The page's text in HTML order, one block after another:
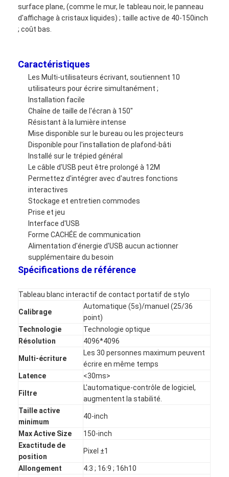
Vidéos
VR Show
Visite d'usine
Contrôle de la qualité
Contact
nouvelles
Tous les cas
Blog
Parlez Maintenant.
Tableau blanc interactif d'Iboard
tableau blanc interactif infrarouge
Écran plat interactif
Moniteur interactif d'écran tactile
panneau futé d'affichage à cristaux liquides
Tableau blanc interactif de LED
Tableau blanc interactif d'écran tactile
tous dans un tableau blanc interactif
tableau blanc interactif portatif
surface plane, (comme le mur, le tableau noir, le panneau
d'affichage à cristaux liquides) ; taille active de 40-150inch
; coût bas.
Caractéristiques
Les Multi-utilisateurs écrivant, soutiennent 10
utilisateurs pour écrire simultanément ;
Installation facile
Chaîne de taille de l'écran à 150"
Résistant à la lumière intense
Mise disponible sur le bureau ou les projecteurs
Disponible pour l'installation de plafond-bâti
Installé sur le trépied général
Le câble d'USB peut être prolongé à 12M
Permettez d'intégrer avec d'autres fonctions
interactives
Stockage et entretien commodes
Prise et jeu
Interface d'USB
Forme CACHÉE de communication
Alimentation d'énergie d'USB aucun actionner
supplémentaire du besoin
Spécifications de référence
Tableau blanc interactif de contact portatif de stylo
Calibrage
Automatique (5s)/manuel (25/36
point)
Technologie
Technologie optique
Résolution
4096*4096
Multi-écriture
Les 30 personnes maximum peuvent
écrire en même temps
Latence
<30ms>
Filtre
L'automatique-contrôle de logiciel,
augmentent la stabilité.
Taille active
minimum
40-inch
Max Active Size
150-inch
Exactitude de
position
Pixel ±1
Allongement
4:3 ; 16:9 ; 16h10